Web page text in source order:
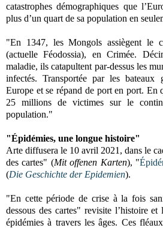
catastrophes démographiques que
plus d’un quart de sa population en
"En 1347, les Mongols assiègent le
(actuelle Féodossia), en Crimée.
maladie, ils catapultent par-dessus les
infectés. Transportée par les bateaux
Europe et se répand de port en port. En
25 millions de victimes sur le
population."
"Épidémies, une longue histoire"
Arte diffusera le 10 avril 2021, dans le
des cartes" (Mit offenen Karten), "
(Die Geschichte der Epidemien).
"En cette période de crise à la fois
dessous des cartes" revisite l’histoire et
épidémies à travers les âges. Ces